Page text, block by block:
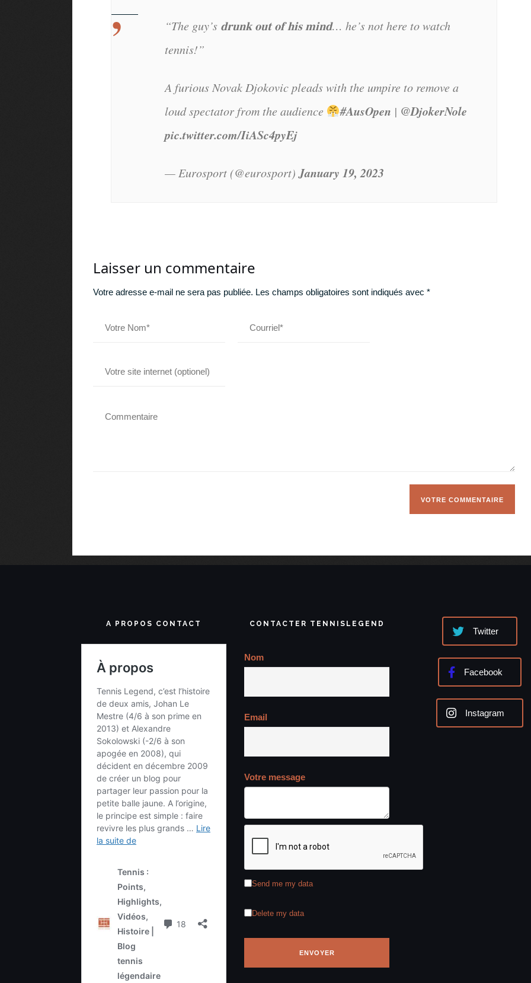
“The guy’s 𝐝𝐫𝐮𝐧𝐤 𝐨𝐮𝐭 𝐨𝐟 𝐡𝐢𝐬 𝐦𝐢𝐧𝐝… he’s not here to watch
tennis!”
A furious Novak Djokovic pleads with the umpire to remove a
loud spectator from the audience
#AusOpen | @DjokerNole
pic.twitter.com/IiASc4pyEj
— Eurosport (@eurosport) January 19, 2023
Laisser un commentaire
Votre adresse e-mail ne sera pas publiée. Les champs obligatoires sont indiqués avec *
A PROPOS CONTACT CONTACTER TENNISLEGEND
Nom
Email
Votre message
Send me my data
Delete my data
Twitter
Facebook
Instagram